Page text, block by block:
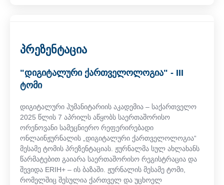
პრეზენტაცია
"დიგიტალური ქართველოლოგია" - III
ტომი
დიგიტალური ჰუმანიტარიის აკადემია – საქართველო
2025 წლის 7 აპრილს აწყობს საერთაშორისო
ორენოვანი სამეცნიერო რეფერირებადი
ონლაინჟურნალის „დიგიტალური ქართველოლოგია“
მესამე ტომის პრეზენტაციას. ჟურნალმა სულ ახლახანს
წარმატებით გაიარა საერთაშორისო რეგისტრაცია და
შევიდა ERIH+ – ის ბაზაში. ჟურნალის მესამე ტომი,
რომელშიც შესულია ქართველ და უცხოელ